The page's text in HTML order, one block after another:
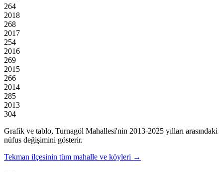
264
2018
268
2017
254
2016
269
2015
266
2014
285
2013
304
Grafik ve tablo, Turnagöl Mahallesi'nin 2013-2025 yılları arasındaki
nüfus değişimini gösterir.
Tekman ilçesinin tüm mahalle ve köyleri →